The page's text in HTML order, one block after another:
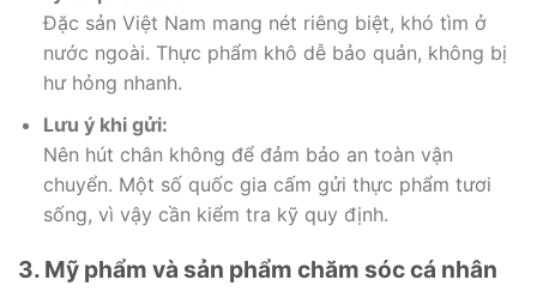
Đặc sản Việt Nam mang nét riêng biệt, khó tìm ở
nước ngoài. Thực phẩm khô dễ bảo quản, không bị
hư hỏng nhanh.
Lưu ý khi gửi:
Nên hút chân không để đảm bảo an toàn vận
chuyển. Một số quốc gia cấm gửi thực phẩm tươi
sống, vì vậy cần kiểm tra kỹ quy định.
3. Mỹ phẩm và sản phẩm chăm sóc cá nhân